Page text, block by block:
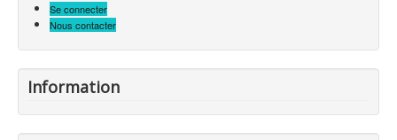
Se connecter
Nous contacter
Information